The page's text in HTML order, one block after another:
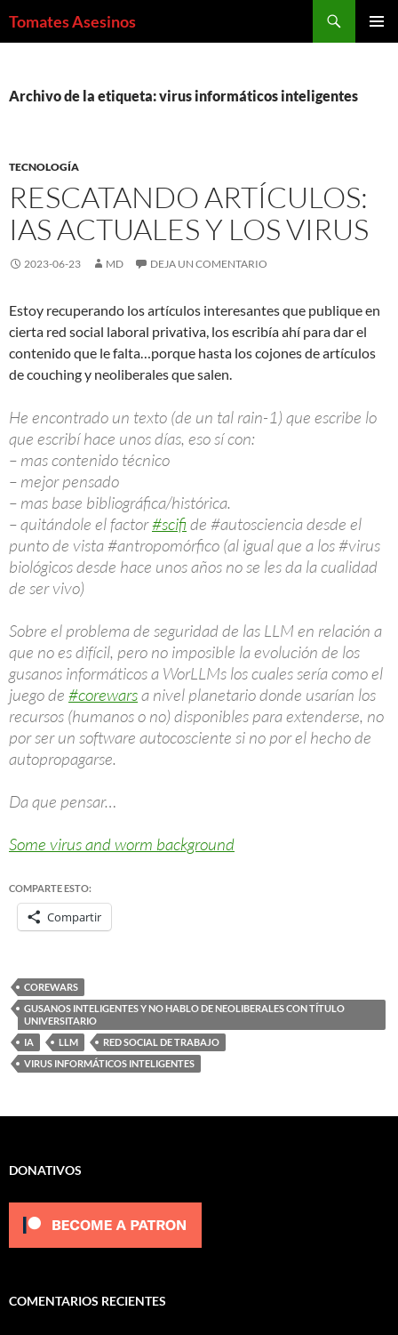
Tomates Asesinos
Archivo de la etiqueta: virus informáticos inteligentes
TECNOLOGÍA
RESCATANDO ARTÍCULOS:
IAS ACTUALES Y LOS VIRUS
2023-06-23 MD DEJA UN COMENTARIO
Estoy recuperando los artículos interesantes que publique en
cierta red social laboral privativa, los escribía ahí para dar el
contenido que le falta…porque hasta los cojones de artículos
de couching y neoliberales que salen.
He encontrado un texto (de un tal rain-1) que escribe lo
que escribí hace unos días, eso sí con:
– mas contenido técnico
– mejor pensado
– mas base bibliográfica/histórica.
– quitándole el factor#scifi de #autosciencia desde el
punto de vista #antropomórfico (al igual que a los #virus
biológicos desde hace unos años no se les da la cualidad
de ser vivo)
Sobre el problema de seguridad de las LLM en relación a
que no es difícil, pero no imposible la evolución de los
gusanos informáticos a WorLLMs los cuales sería como el
juego de #corewarsa nivel planetario donde usarían los
recursos (humanos o no) disponibles para extenderse, no
por ser un software autocosciente si no por el hecho de
autopropagarse.
Da que pensar…
Some virus and worm background
COMPARTE ESTO:
Compartir
COREWARS
GUSANOS INTELIGENTES Y NO HABLO DE NEOLIBERALES CON TÍTULO
UNIVERSITARIO
IA
LLM
RED SOCIAL DE TRABAJO
VIRUS INFORMÁTICOS INTELIGENTES
DONATIVOS
COMENTARIOS RECIENTES